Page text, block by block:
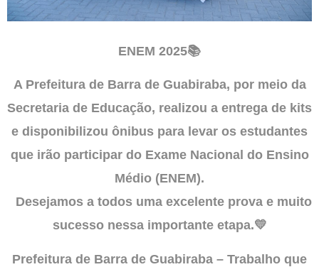
ENEM 2025📚
A Prefeitura de Barra de Guabiraba, por meio da
Secretaria de Educação, realizou a entrega de kits
e disponibilizou ônibus para levar os estudantes
que irão participar do Exame Nacional do Ensino
Médio (ENEM).
Desejamos a todos uma excelente prova e muito
sucesso nessa importante etapa.💛
Prefeitura de Barra de Guabiraba – Trabalho que